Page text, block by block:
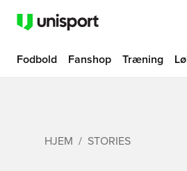
Fodbold Fanshop Træning
HJEM STORIES